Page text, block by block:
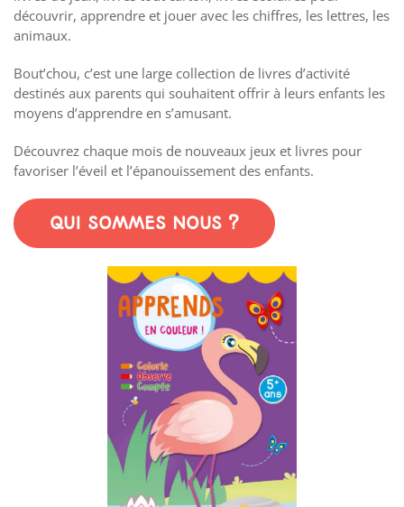
découvrir, apprendre et jouer avec les chiffres, les lettres, les
animaux.
Bout’chou, c’est une large collection de livres d’activité
destinés aux parents qui souhaitent offrir à leurs enfants les
moyens d’apprendre en s’amusant.
Découvrez chaque mois de nouveaux jeux et livres pour
favoriser l’éveil et l’épanouissement des enfants.
QUI SOMMES NOUS ?